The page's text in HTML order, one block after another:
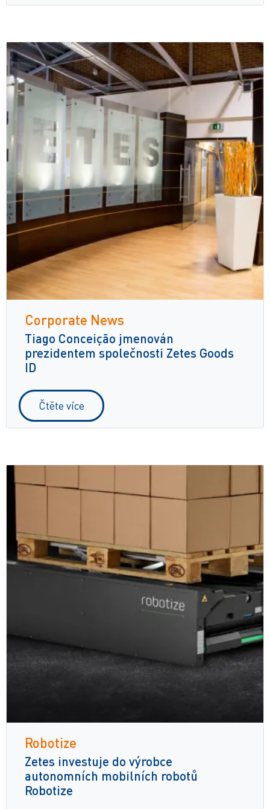
Corporate News
Tiago Conceição jmenován
prezidentem společnosti Zetes Goods
ID
Čtěte více
Robotize
Zetes investuje do výrobce
autonomních mobilních robotů
Robotize